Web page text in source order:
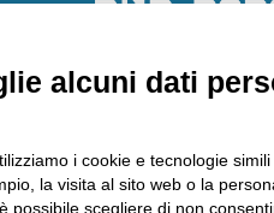
di Laboratorio Chimico
- 10127 Torino.
etichettatura@lab-
split payment
alcuni dati
i cookie e tecnologie
la visita al sito web o la
possibile scegliere di non